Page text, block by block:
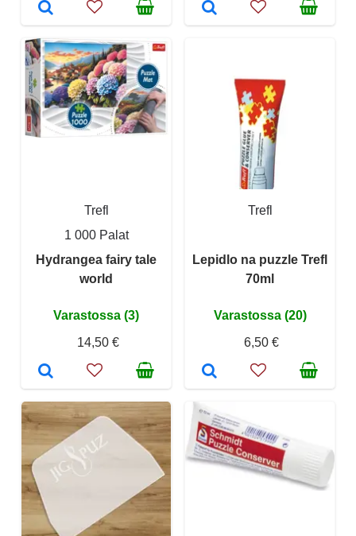
Trefl
1 000 Palat
Hydrangea fairy tale
world
Varastossa (3)
14,50 €
Trefl
Lepidlo na puzzle Trefl
70ml
Varastossa (20)
6,50 €